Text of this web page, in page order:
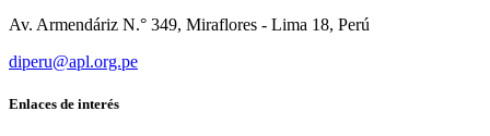
Av. Armendáriz N.° 349, Miraflores - Lima 18, Perú
diperu@apl.org.pe
Enlaces de interés